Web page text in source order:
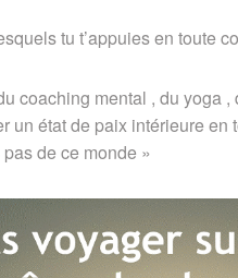
tu t’appuies en toute
coaching mental , du yoga
un état de paix intérieure
de ce monde »